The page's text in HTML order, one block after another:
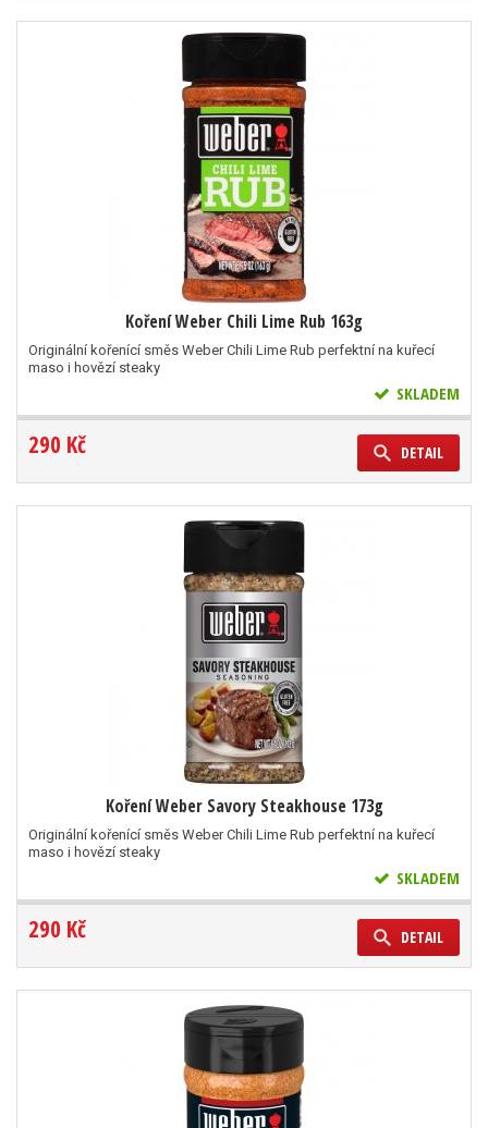
Koření Weber Chili Lime Rub 163g
Originální kořenící směs Weber Chili Lime Rub perfektní na kuřecí
maso i hovězí steaky
SKLADEM
290 Kč DETAIL
Koření Weber Savory Steakhouse 173g
Originální kořenící směs Weber Chili Lime Rub perfektní na kuřecí
maso i hovězí steaky
SKLADEM
290 Kč DETAIL